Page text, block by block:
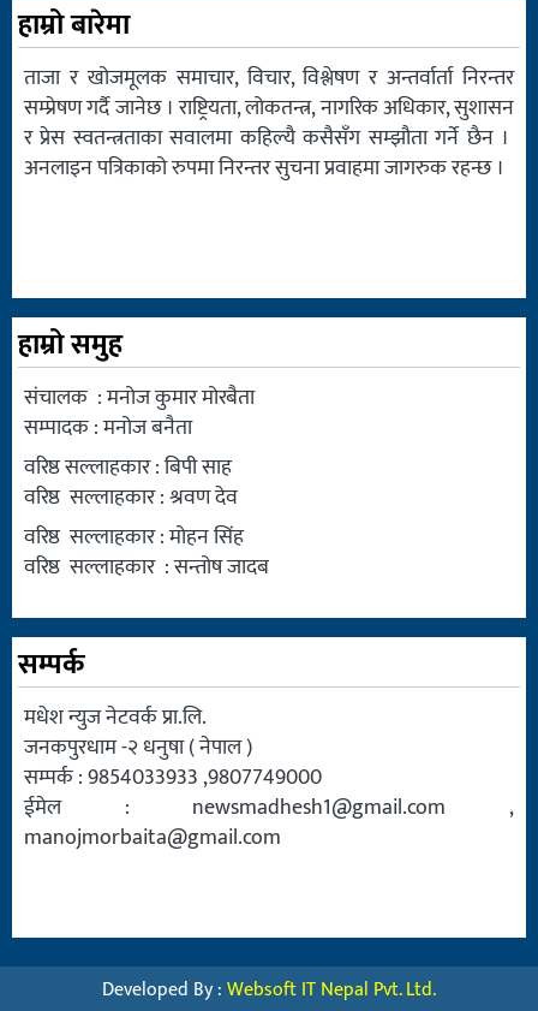
हाम्रो बारेमा
ताजा र खोजमूलक समाचार, विचार, विश्लेषण र अन्तर्वार्ता निरन्तर
सम्प्रेषण गर्दै जानेछ । राष्ट्रियता, लोकतन्त्र, नागरिक अधिकार, सुशासन
र प्रेस स्वतन्त्रताका सवालमा कहिल्यै कसैसँग सम्झौता गर्ने छैन ।
अनलाइन पत्रिकाको रुपमा निरन्तर सुचना प्रवाहमा जागरुक रहन्छ ।
हाम्रो समुह
संचालक : मनोज कुमार मोरबैता
सम्पादक : मनोज बनैता
वरिष्ठ सल्लाहकार : बिपी साह
वरिष्ठ सल्लाहकार : श्रवण देव
वरिष्ठ सल्लाहकार : मोहन सिंह
वरिष्ठ सल्लाहकार : सन्तोष जादब
सम्पर्क
मधेश न्युज नेटवर्क प्रा.लि.
जनकपुरधाम -२ धनुषा ( नेपाल )
सम्पर्क : 9854033933 ,9807749000
ईमेल : newsmadhesh1@gmail.com ,
manojmorbaita@gmail.com
Developed By :Websoft IT Nepal Pvt. Ltd.